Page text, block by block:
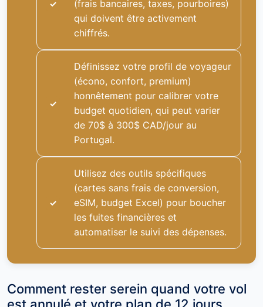
(frais bancaires, taxes, pourboires)
qui doivent être activement
chiffrés.
Définissez votre profil de voyageur
(écono, confort, premium)
honnêtement pour calibrer votre
budget quotidien, qui peut varier
de 70$ à 300$ CAD/jour au
Portugal.
Utilisez des outils spécifiques
(cartes sans frais de conversion,
eSIM, budget Excel) pour boucher
les fuites financières et
automatiser le suivi des dépenses.
Comment rester serein quand votre vol